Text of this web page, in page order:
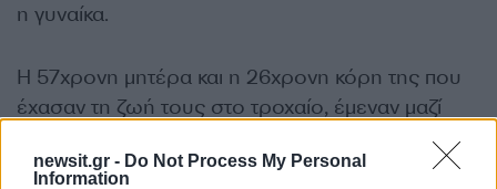
newsit.gr - Do Not Process My Personal
Information
η γυναίκα.
Η 57χρονη μητέρα και η 26χρονη κόρη της που
έχασαν τη ζωή τους στο τροχαίο, έμεναν μαζί